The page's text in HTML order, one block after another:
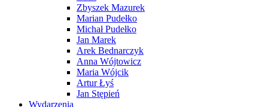
Zbyszek Mazurek
Marian Pudełko
Michał Pudełko
Jan Marek
Arek Bednarczyk
Anna Wójtowicz
Maria Wójcik
Artur Łyś
Jan Stępień
Wydarzenia